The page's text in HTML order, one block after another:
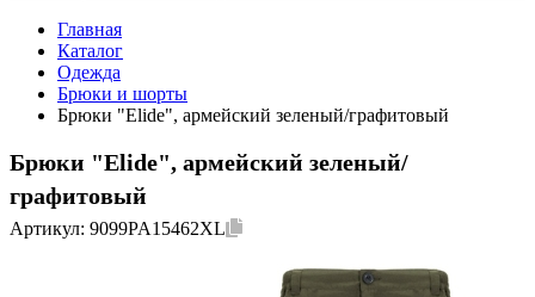
Главная
Каталог
Одежда
Брюки и шорты
Брюки "Elide", армейский зеленый/графитовый
Брюки "Elide", армейский зеленый/
графитовый
Артикул: 9099PA15462XL